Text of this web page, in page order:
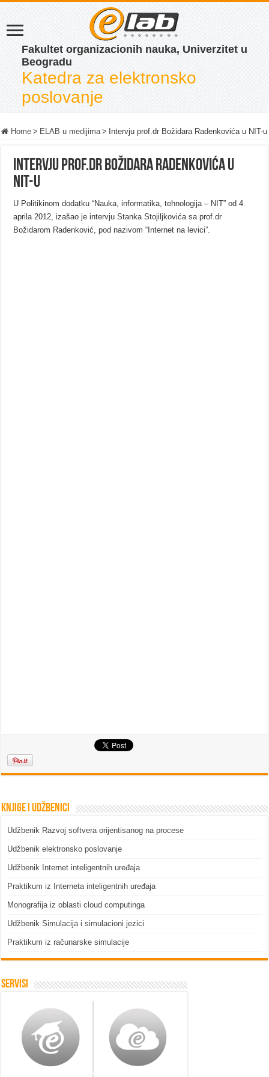
Fakultet organizacionih nauka, Univerzitet u
Beogradu
Katedra za elektronsko
poslovanje
Home > ELAB u medijima > Intervju prof.dr Božidara Radenkovića u NIT-u
Intervju prof.dr Božidara Radenkovića u
NIT-u
U Politikinom dodatku “Nauka, informatika, tehnologija – NIT” od 4.
aprila 2012, izašao je intervju Stanka Stojiljkovića sa prof.dr
Božidarom Radenković, pod nazivom “Internet na levici”.
Knjige i udžbenici
Udžbenik Razvoj softvera orijentisanog na procese
Udžbenik elektronsko poslovanje
Udžbenik Internet inteligentnih uređaja
Praktikum iz Interneta inteligentnih uređaja
Monografija iz oblasti cloud computinga
Udžbenik Simulacija i simulacioni jezici
Praktikum iz računarske simulacije
Servisi